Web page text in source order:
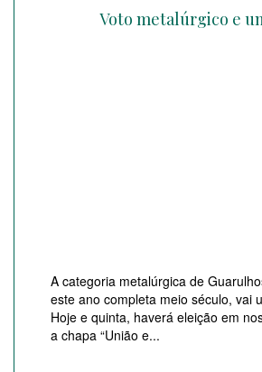
Voto metalúrgico e
A categoria metalúrgica de
este ano completa meio século, vai
Hoje e quinta, haverá eleição em
a chapa “União e...